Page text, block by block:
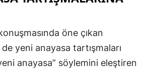
öne çıkan
yeni anayasa tartışmaları
anayasa” söylemini eleştiren